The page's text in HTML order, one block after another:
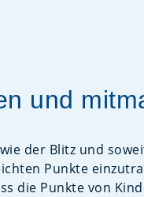
und
der Blitz und
Punkte
die Punkte von